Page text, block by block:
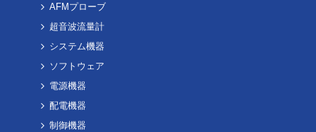
AFMプローブ
超音波流量計
システム機器
ソフトウェア
電源機器
配電機器
制御機器